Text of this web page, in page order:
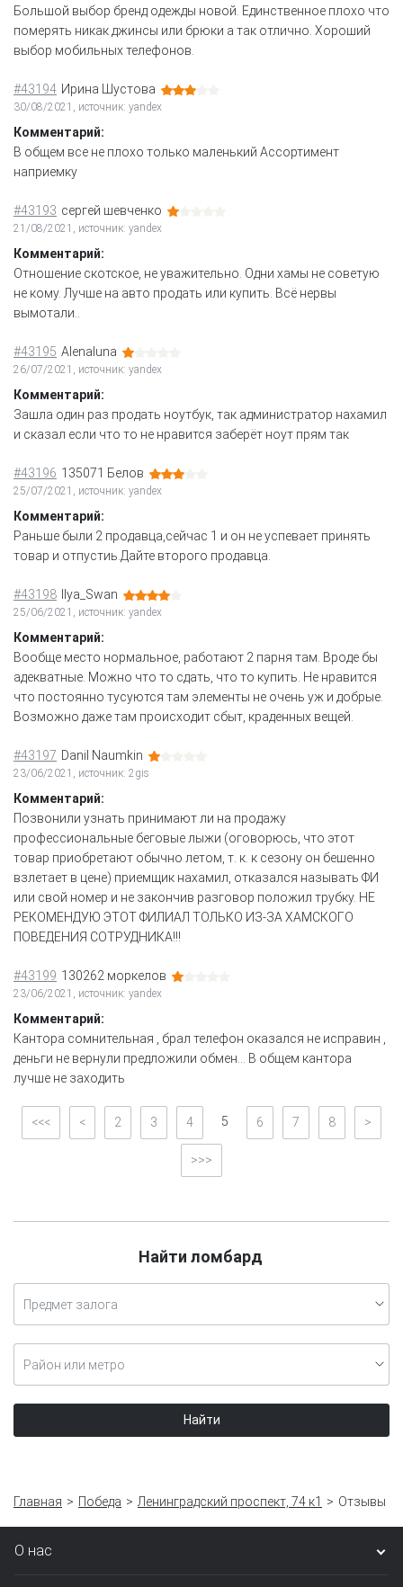
Большой выбор бренд одежды новой. Единственное плохо что
померять никак джинсы или брюки а так отлично. Хороший
выбор мобильных телефонов.
#43194 Ирина Шустова
30/08/2021, источник: yandex
Комментарий:
В общем все не плохо только маленький Ассортимент
наприемку
#43193 сергей шевченко
21/08/2021, источник: yandex
Комментарий:
Отношение скотское, не уважительно. Одни хамы не советую
не кому. Лучше на авто продать или купить. Всё нервы
вымотали..
#43195 Alenaluna
26/07/2021, источник: yandex
Комментарий:
Зашла один раз продать ноутбук, так администратор нахамил
и сказал если что то не нравится заберёт ноут прям так
#43196 135071 Белов
25/07/2021, источник: yandex
Комментарий:
Раньше были 2 продавца,сейчас 1 и он не успевает принять
товар и отпустиь.Дайте второго продавца.
#43198 Ilya_Swan
25/06/2021, источник: yandex
Комментарий:
Вообще место нормальное, работают 2 парня там. Вроде бы
адекватные. Можно что то сдать, что то купить. Не нравится
что постоянно тусуются там элементы не очень уж и добрые.
Возможно даже там происходит сбыт, краденных вещей.
#43197 Danil Naumkin
23/06/2021, источник: 2gis
Комментарий:
Позвонили узнать принимают ли на продажу
профессиональные беговые лыжи (оговорюсь, что этот
товар приобретают обычно летом, т. к. к сезону он бешенно
взлетает в цене) приемщик нахамил, отказался называть ФИ
или свой номер и не закончив разговор положил трубку. НЕ
РЕКОМЕНДУЮ ЭТОТ ФИЛИАЛ ТОЛЬКО ИЗ-ЗА ХАМСКОГО
ПОВЕДЕНИЯ СОТРУДНИКА!!!
#43199 130262 моркелов
23/06/2021, источник: yandex
Комментарий:
Кантора сомнительная , брал телефон оказался не исправин ,
деньги не вернули предложили обмен... В общем кантора
лучше не заходить
<<< < 2 3 4 5 6 7 8 >
>>>
Найти ломбард
Предмет залога
Район или метро
Найти
Главная Победа Ленинградский проспект, 74 к1 Отзывы
О нас